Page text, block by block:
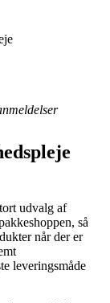
udvalg af
så
når der er
leveringsmåde